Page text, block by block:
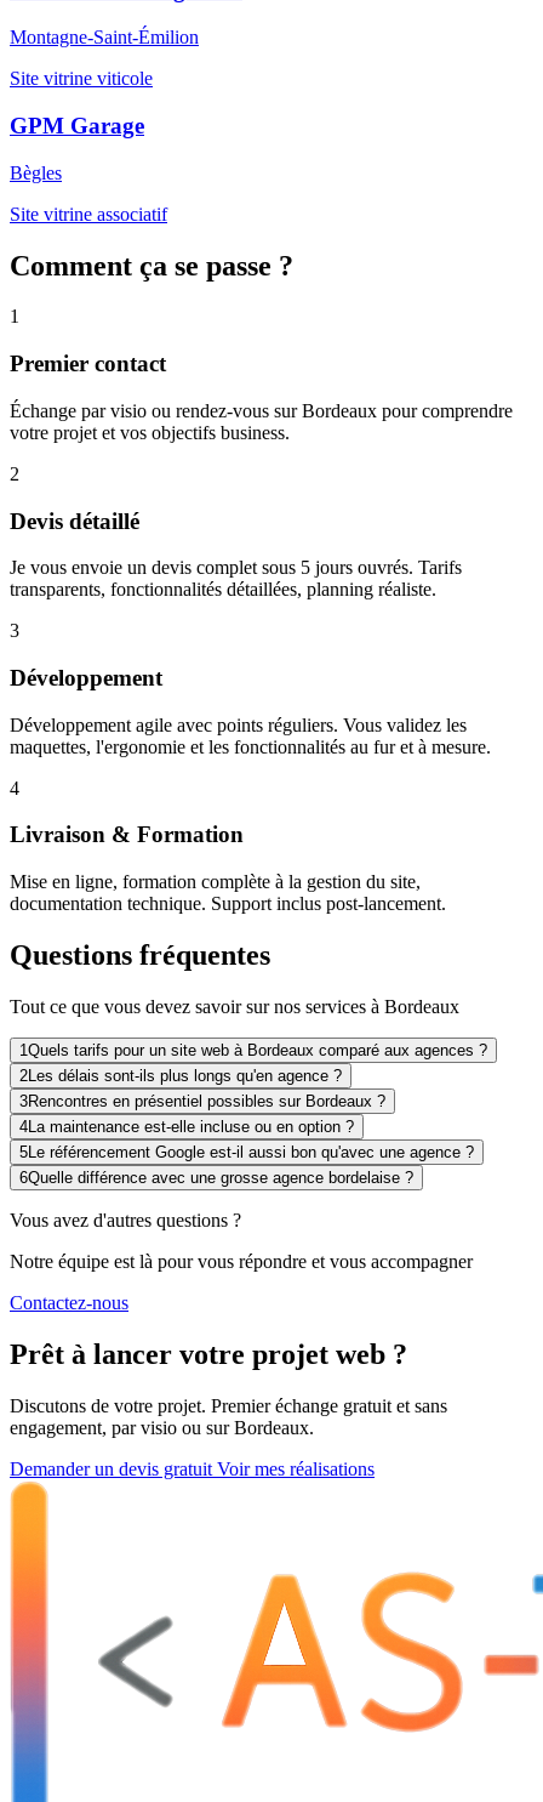
Montagne-Saint-Émilion
Site vitrine viticole
GPM Garage
Bègles
Site vitrine associatif
Comment ça se passe ?
1
Premier contact
Échange par visio ou rendez-vous sur Bordeaux pour comprendre
votre projet et vos objectifs business.
2
Devis détaillé
Je vous envoie un devis complet sous 5 jours ouvrés. Tarifs
transparents, fonctionnalités détaillées, planning réaliste.
3
Développement
Développement agile avec points réguliers. Vous validez les
maquettes, l'ergonomie et les fonctionnalités au fur et à mesure.
4
Livraison & Formation
Mise en ligne, formation complète à la gestion du site,
documentation technique. Support inclus post-lancement.
Questions fréquentes
Tout ce que vous devez savoir sur nos services à Bordeaux
1Quels tarifs pour un site web à Bordeaux comparé aux agences ?
2Les délais sont-ils plus longs qu'en agence ?
3Rencontres en présentiel possibles sur Bordeaux ?
4La maintenance est-elle incluse ou en option ?
5Le référencement Google est-il aussi bon qu'avec une agence ?
6Quelle différence avec une grosse agence bordelaise ?
Vous avez d'autres questions ?
Notre équipe est là pour vous répondre et vous accompagner
Contactez-nous
Prêt à lancer votre projet web ?
Discutons de votre projet. Premier échange gratuit et sans
engagement, par visio ou sur Bordeaux.
Demander un devis gratuit Voir mes réalisations